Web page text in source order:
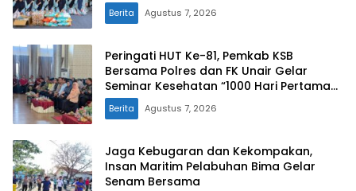
Berita Agustus 7, 2026
Peringati HUT Ke-81, Pemkab KSB
Bersama Polres dan FK Unair Gelar
Seminar Kesehatan “1000 Hari Pertama
Kehidupan”
Berita Agustus 7, 2026
Jaga Kebugaran dan Kekompakan,
Insan Maritim Pelabuhan Bima Gelar
Senam Bersama